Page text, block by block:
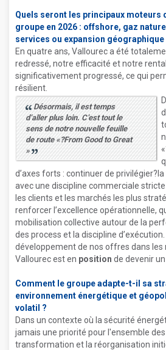
Quels seront les principaux moteurs
groupe en 2026 : offshore, gaz
services ou expansion géographique
En quatre ans, Vallourec a été
redressé, notre efficacité et notre
significativement progressé, ce qui
résilient.
Désormais, il est temps
d’aller plus loin. C’est tout le
sens de notre nouvelle feuille
de route «?From Good to Great
»
d’axes forts : continuer de
avec une discipline commerciale
les clients et les marchés les plus
renforcer l’excellence opérationnelle,
mobilisation collective autour de la
des process et la discipline
développement de nos offres dans les
Vallourec est en position de devenir
Comment le groupe adapte-t-il sa
environnement énergétique et
volatil ?
Dans un contexte où la sécurité
jamais une priorité pour l'ensemble
transformation et la réorganisation